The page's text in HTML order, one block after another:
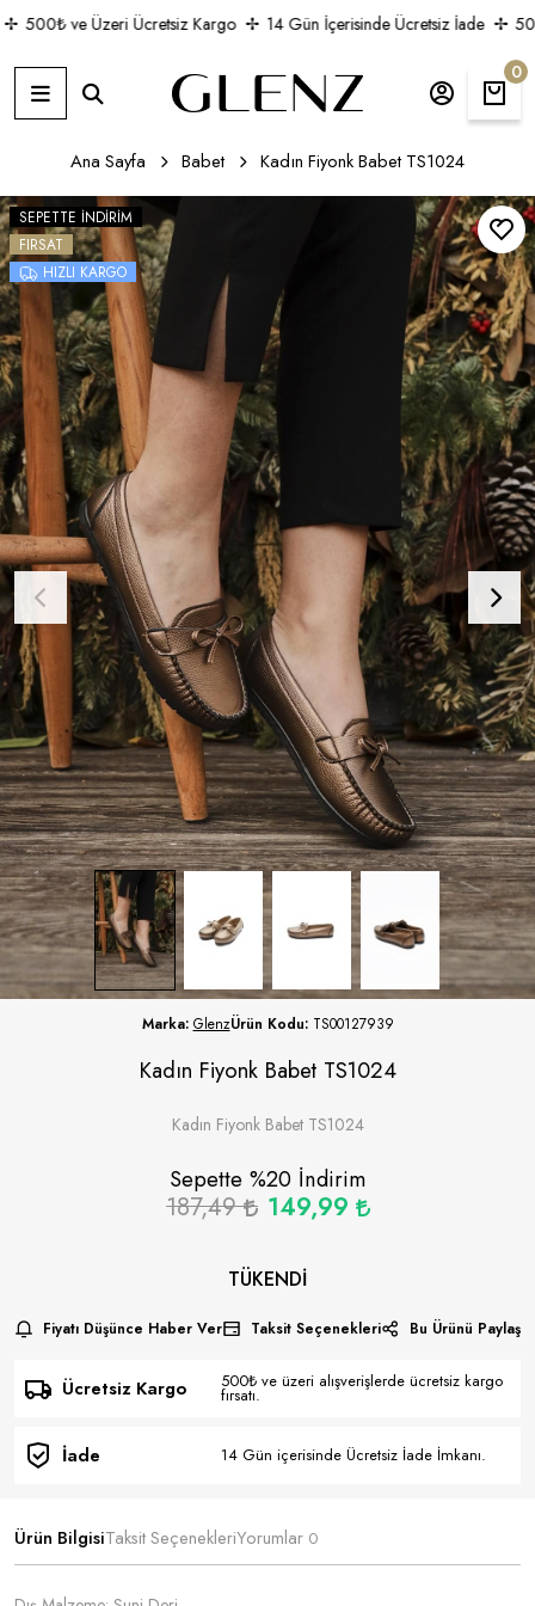
500₺ ve Üzeri Ücretsiz Kargo 14 Gün İçerisinde Ücretsiz İade
0
Ana Sayfa Babet Kadın Fiyonk Babet TS1024
SEPETTE İNDIRIM
FIRSAT
HIZLI KARGO
Marka: GlenzÜrün Kodu: TS00127939
Kadın Fiyonk Babet TS1024
Kadın Fiyonk Babet TS1024
Sepette %20İndirim
187,49 149,99
TÜKENDI
Fiyatı Düşünce Haber Ver Taksit Seçenekleri Bu Ürünü Paylaş
Ücretsiz Kargo 500₺ ve üzeri alışverişlerde ücretsiz kargo
fırsatı.
İade 14 Gün içerisinde Ücretsiz İade İmkanı.
Ürün BilgisiTaksit SeçenekleriYorumlar 0